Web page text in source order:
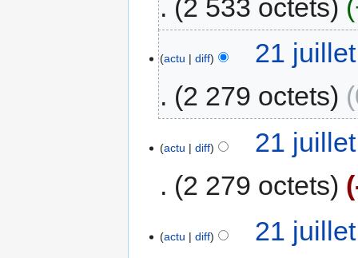
2 533 octets
actu diff
21
2 279 octets
actu diff
21
2 279 octets
actu diff
21